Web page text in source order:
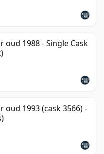
oud 1988 - Single Cask
oud 1993 (cask 3566) -